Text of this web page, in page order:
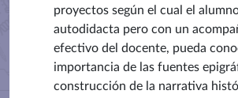
proyectos según el cual el
autodidacta pero con un
efectivo del docente, pueda
importancia de las fuentes
construcción de la narrativa